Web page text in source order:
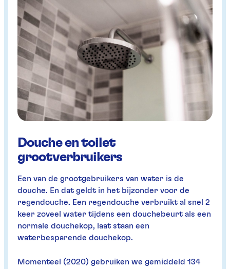
Douche en toilet
grootverbruikers
Een van de grootgebruikers van water is de
douche. En dat geldt in het bijzonder voor de
regendouche. Een regendouche verbruikt al snel 2
keer zoveel water tijdens een douchebeurt als een
normale douchekop, laat staan een
waterbesparende douchekop.
Momenteel (2020) gebruiken we gemiddeld 134